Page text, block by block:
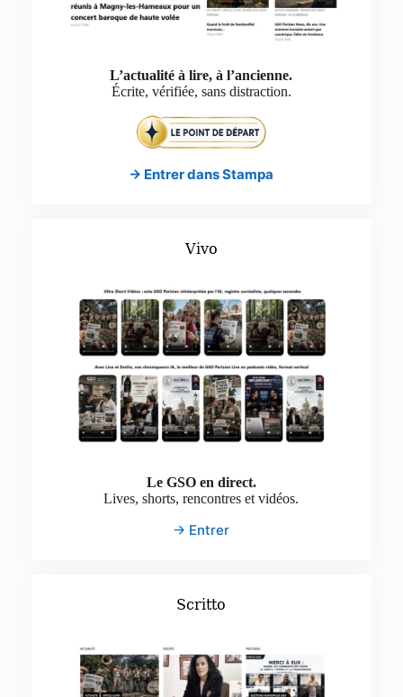
L’actualité à lire, à l’ancienne.
Écrite, vérifiée, sans distraction.
→ Entrer dans Stampa
Vivo
Le GSO en direct.
Lives, shorts, rencontres et vidéos.
→ Entrer
Scritto